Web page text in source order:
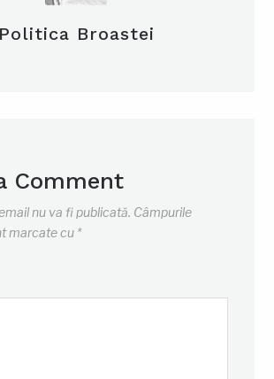
Politica Broastei
Comment
nu va fi publicată. Câmpurile
marcate cu *